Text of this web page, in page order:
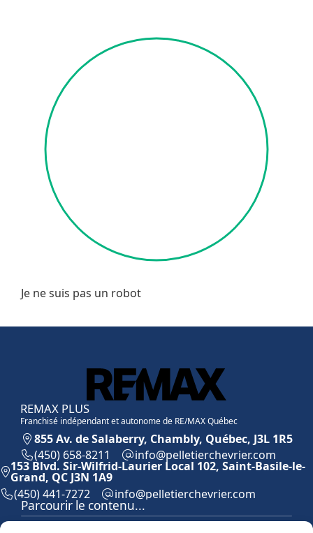
Je ne suis pas un robot
REMAX PLUS
Franchisé indépendant et autonome de RE/MAX Québec
855 Av. de Salaberry, Chambly, Québec, J3L 1R5
(450) 658-8211
moc.reirvehcreitellep@ofni
153 Blvd. Sir-Wilfrid-Laurier Local 102, Saint-Basile-le-
Grand, QC J3N 1A9
(450) 441-7272
moc.reirvehcreitellep@ofni
Parcourir le contenu...